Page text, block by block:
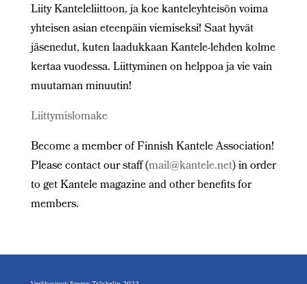
Liity Kanteleliittoon, ja koe kanteleyhteisön voima
yhteisen asian eteenpäin viemiseksi! Saat hyvät
jäsenedut, kuten laadukkaan Kantele-lehden kolme
kertaa vuodessa. Liittyminen on helppoa ja vie vain
muutaman minuutin!
Liittymislomake
Become a member of Finnish Kantele Association!
Please contact our staff (mail@kantele.net) in order
to get Kantele magazine and other benefits for
members.